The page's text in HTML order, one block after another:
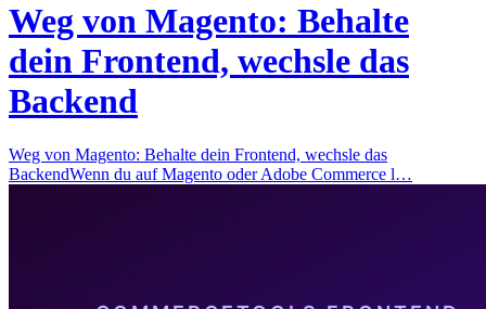
Weg von Magento: Behalte
dein Frontend, wechsle das
Backend
Weg von Magento: Behalte dein Frontend, wechsle das
BackendWenn du auf Magento oder Adobe Commerce l…